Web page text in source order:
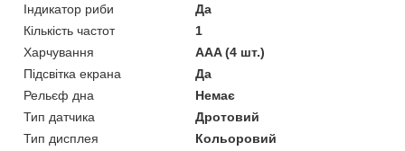
Індикатор риби
Да
Кількість частот
1
Харчування
ААA (4 шт.)
Підсвітка екрана
Да
Рельєф дна
Немає
Тип датчика
Дротовий
Тип дисплея
Кольоровий